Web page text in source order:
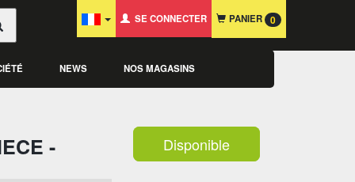
SE CONNECTER PANIER 0
NEWS NOS MAGASINS
- Disponible